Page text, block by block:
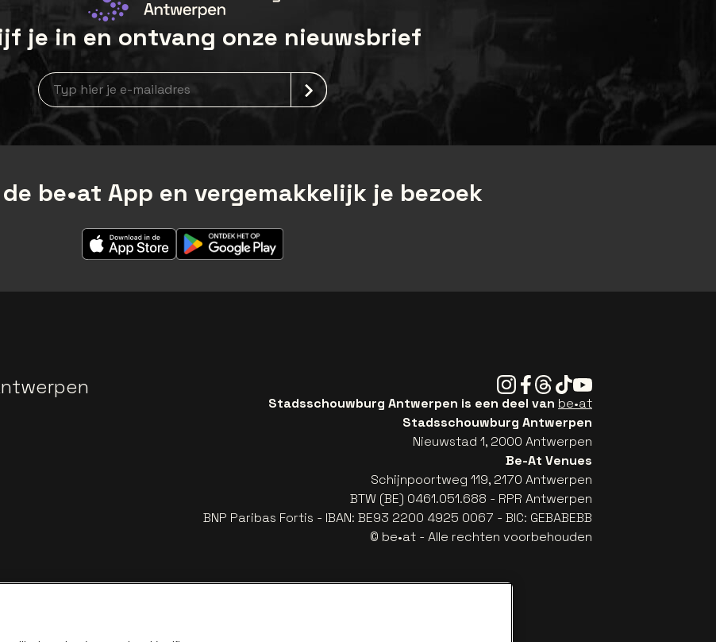
je in en ontvang onze nieuwsbrief
Nieuwsbrief aanmelding
be•at App en vergemakkelijk je bezoek
Instagram
Facebook
Threads
TiktokYoutube
Stadsschouwburg Antwerpen is een deel van be•at
Stadsschouwburg Antwerpen
Nieuwstad 1, 2000 Antwerpen
Be-At Venues
Schijnpoortweg 119, 2170 Antwerpen
BTW (BE) 0461.051.688 - RPR Antwerpen
BNP Paribas Fortis - IBAN: BE93 2200 4925 0067 - BIC: GEBABEBB
© be•at - Alle rechten voorbehouden